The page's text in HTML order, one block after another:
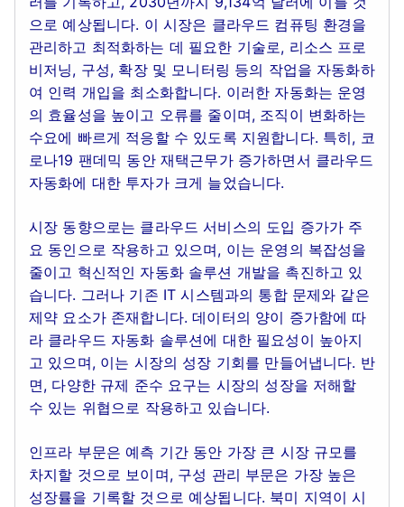
으로 예상됩니다. 이 시장은 클라우드 컴퓨팅 환경을
관리하고 최적화하는 데 필요한 기술로, 리소스 프로
비저닝, 구성, 확장 및 모니터링 등의 작업을 자동화하
여 인력 개입을 최소화합니다. 이러한 자동화는 운영
의 효율성을 높이고 오류를 줄이며, 조직이 변화하는
수요에 빠르게 적응할 수 있도록 지원합니다. 특히, 코
로나19 팬데믹 동안 재택근무가 증가하면서 클라우드
자동화에 대한 투자가 크게 늘었습니다.
시장 동향으로는 클라우드 서비스의 도입 증가가 주
요 동인으로 작용하고 있으며, 이는 운영의 복잡성을
줄이고 혁신적인 자동화 솔루션 개발을 촉진하고 있
습니다. 그러나 기존 IT 시스템과의 통합 문제와 같은
제약 요소가 존재합니다. 데이터의 양이 증가함에 따
라 클라우드 자동화 솔루션에 대한 필요성이 높아지
고 있으며, 이는 시장의 성장 기회를 만들어냅니다. 반
면, 다양한 규제 준수 요구는 시장의 성장을 저해할
수 있는 위협으로 작용하고 있습니다.
인프라 부문은 예측 기간 동안 가장 큰 시장 규모를
차지할 것으로 보이며, 구성 관리 부문은 가장 높은
성장률을 기록할 것으로 예상됩니다. 북미 지역이 시